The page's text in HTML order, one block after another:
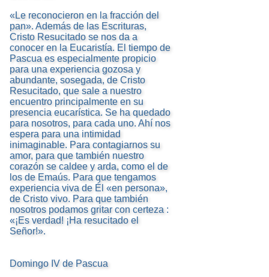
«Le reconocieron en la fracción del
pan». Además de las Escrituras,
Cristo Resucitado se nos da a
conocer en la Eucaristía. El tiempo de
Pascua es especialmente propicio
para una experiencia gozosa y
abundante, sosegada, de Cristo
Resucitado, que sale a nuestro
encuentro principalmente en su
presencia eucarística. Se ha quedado
para nosotros, para cada uno. Ahí nos
espera para una intimidad
inimaginable. Para contagiarnos su
amor, para que también nuestro
corazón se caldee y arda, como el de
los de Emaús. Para que tengamos
experiencia viva de Él «en persona»,
de Cristo vivo. Para que también
nosotros podamos gritar con certeza :
«¡Es verdad! ¡Ha resucitado el
Señor!».
Domingo IV de Pascua